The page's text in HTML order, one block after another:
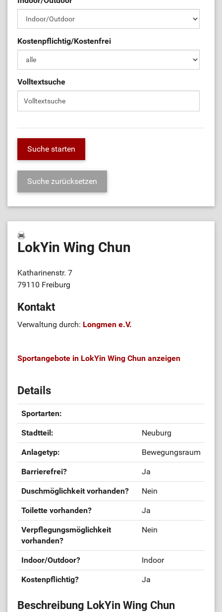
Kostenpflichtig/Kostenfrei
Volltextsuche
LokYin Wing Chun
Katharinenstr. 7
79110 Freiburg
Kontakt
Verwaltung durch: Longmen e.V.
Sportangebote in LokYin Wing Chun anzeigen
Details
Sportarten:
Stadtteil: Neuburg
Anlagetyp: Bewegungsraum
Barrierefrei? Ja
Duschmöglichkeit vorhanden? Nein
Toilette vorhanden? Ja
Verpflegungsmöglichkeit
vorhanden?
Nein
Indoor/Outdoor? Indoor
Kostenpflichtig? Ja
Beschreibung LokYin Wing Chun